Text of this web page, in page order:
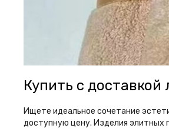
Купить с
Ищете идеальное сочетание
доступную цену. Изделия элитных